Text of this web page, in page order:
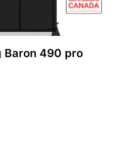
Baron 490 pro